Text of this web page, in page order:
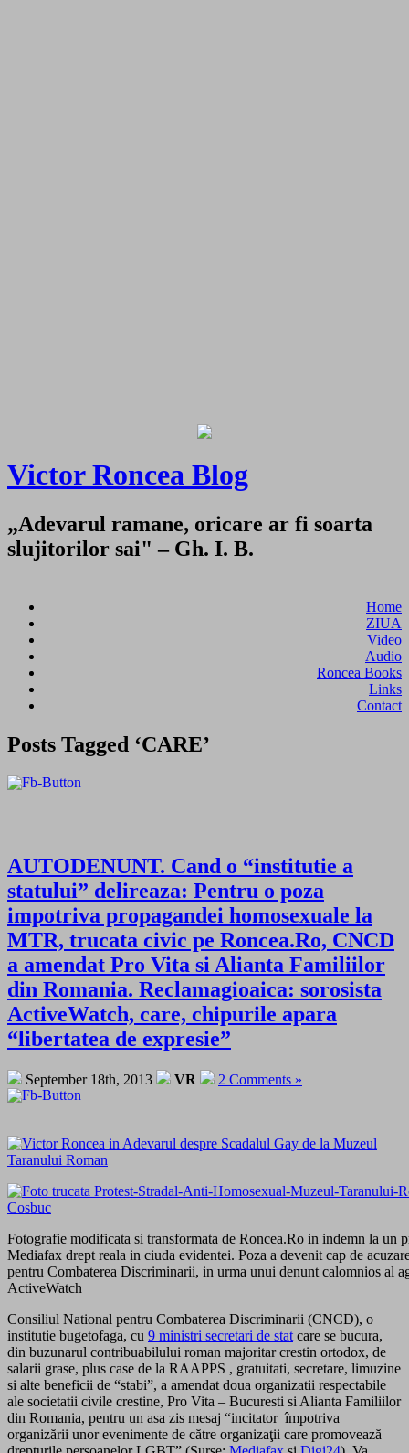
Victor Roncea Blog
„Adevarul ramane, oricare ar fi soarta
slujitorilor sai" – Gh. I. B.
Home
ZIUA
Video
Audio
Roncea Books
Links
Contact
Posts Tagged ‘CARE’
AUTODENUNT. Cand o “institutie a
statului” delireaza: Pentru o poza
impotriva propagandei homosexuale la
MTR, trucata civic pe Roncea.Ro, CNCD
a amendat Pro Vita si Alianta Familiilor
din Romania. Reclamagioaica: sorosista
ActiveWatch, care, chipurile apara
“libertatea de expresie”
September 18th, 2013 VR 2 Comments »
Fotografie modificata si transformata de Roncea.Ro in indemn la un
Mediafax drept reala in ciuda evidentei. Poza a devenit cap de
pentru Combaterea Discriminarii, in urma unui denunt calomnios al
ActiveWatch
Consiliul National pentru Combaterea Discriminarii (CNCD), o
institutie bugetofaga, cu 9 ministri secretari de stat care se bucura,
din buzunarul contribuabilului roman majoritar crestin ortodox, de
salarii grase, plus case de la RAAPPS , gratuitati, secretare, limuzine
si alte beneficii de “stabi”, a amendat doua organizatii respectabile
ale societatii civile crestine, Pro Vita – Bucuresti si Alianta Familiilor
din Romania, pentru un asa zis mesaj “incitator împotriva
organizării unor evenimente de către organizaţii care promovează